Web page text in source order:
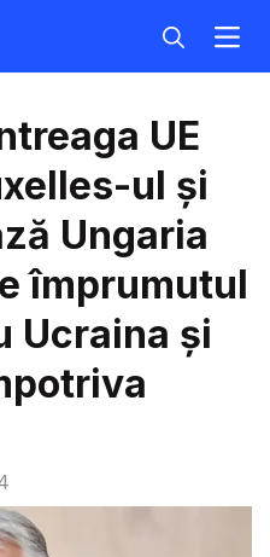
UE
ul și
Ungaria
împrumutul
Ucraina și